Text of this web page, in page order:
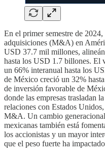
En el primer semestre de
adquisiciones (M&A) en
USD 37.7 mil millones,
hasta los USD 1.7 billones. El
un 66% interanual hasta los
de México creció un 32%
de inversión favorable de
donde las empresas trasladan
relaciones con Estados
M&A. Un cambio
mexicanas también está
los accionistas y un mayor
que el peso fuerte ha